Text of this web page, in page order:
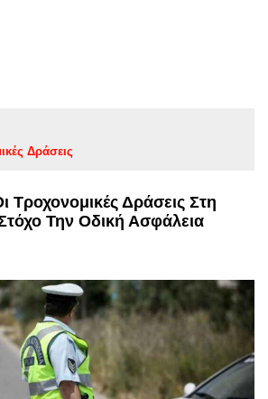
Δράσεις
Τροχονομικές Δράσεις Στη
Την Οδική Ασφάλεια